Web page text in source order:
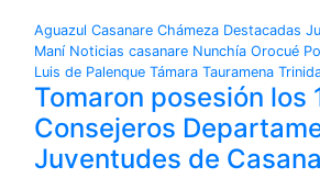
Aguazul Casanare Chámeza Destacadas
Maní Noticias casanare Nunchía Orocué
Luis de Palenque Támara Tauramena
Tomaron posesión los
Consejeros
Juventudes de